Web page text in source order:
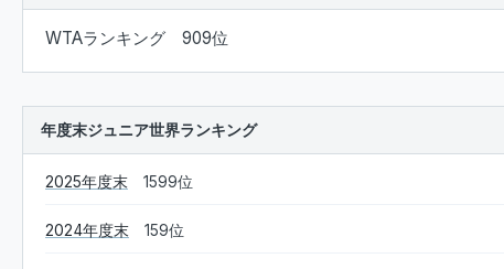
WTAランキング 909位
年度末ジュニア世界ランキング
2025年度末 1599位
2024年度末 159位